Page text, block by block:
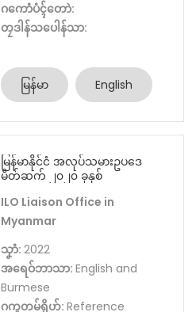
ဂကောံပံၚ်တောဲ:
တၠဒါန်သပေါန်သာ:
မြန်မာ English
မြန်မာနိုင်ငံ အလုပ်သမားဥပဒေ
မိတ်ဆက် ၂၀၂၀ ခုနှစ်
ILO Liaison Office in
Myanmar
သၞာံ: 2022
အရေဝ်ဘာသာ: English and
Burmese
ဂကူတမ်ရိုဟ်: Reference